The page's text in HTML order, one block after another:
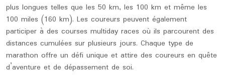
plus longues telles que les 50 km, les 100 km et même les
100 miles (160 km). Les coureurs peuvent également
participer à des courses multiday races où ils parcourent des
distances cumulées sur plusieurs jours. Chaque type de
marathon offre un défi unique et attire des coureurs en quête
d’aventure et de dépassement de soi.